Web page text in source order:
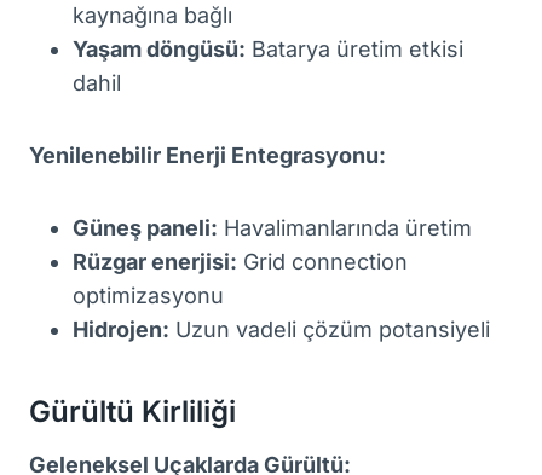
kaynağına bağlı
Yaşam döngüsü: Batarya üretim etkisi
dahil
Yenilenebilir Enerji Entegrasyonu:
Güneş paneli: Havalimanlarında üretim
Rüzgar enerjisi: Grid connection
optimizasyonu
Hidrojen: Uzun vadeli çözüm potansiyeli
Gürültü Kirliliği
Geleneksel Uçaklarda Gürültü: